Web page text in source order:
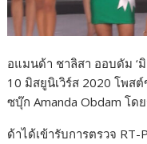
อแมนด้า ชาลิสา ออบดัม ‘
10 มิสยูนิเวิร์ส 2020 โพส
ซบุ๊ก Amanda Obdam โด
ด้าได้เข้ารับการตรวจ RT-